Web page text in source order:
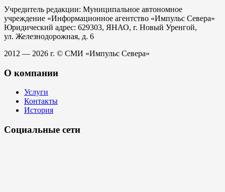
Учредитель редакции: Муниципальное автономное
учреждение «Информационное агентство «Импульс Севера»
Юридический адрес: 629303, ЯНАО, г. Новый Уренгой,
ул. Железнодорожная, д. 6
2012 — 2026 г. © СМИ «Импульс Севера»
О компании
Услуги
Контакты
История
Социальные сети